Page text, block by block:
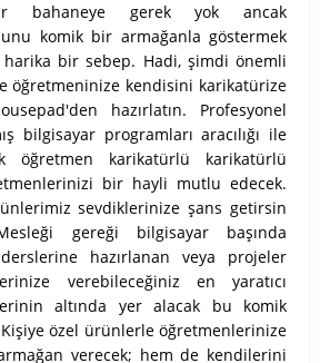
bahaneye gerek yok ancak
komik bir armağanla göstermek
bir sebep. Hadi, şimdi önemli
öğretmeninize kendisini karikatürize
hazırlatın. Profesyonel
bilgisayar programları aracılığı ile
öğretmen karikatürlü karikatürlü
bir hayli mutlu edecek.
sevdiklerinize şans getirsin
gereği bilgisayar başında
hazırlanan veya projeler
verebileceğiniz en yaratıcı
altında yer alacak bu komik
özel ürünlerle öğretmenlerinize
verecek; hem de kendilerini